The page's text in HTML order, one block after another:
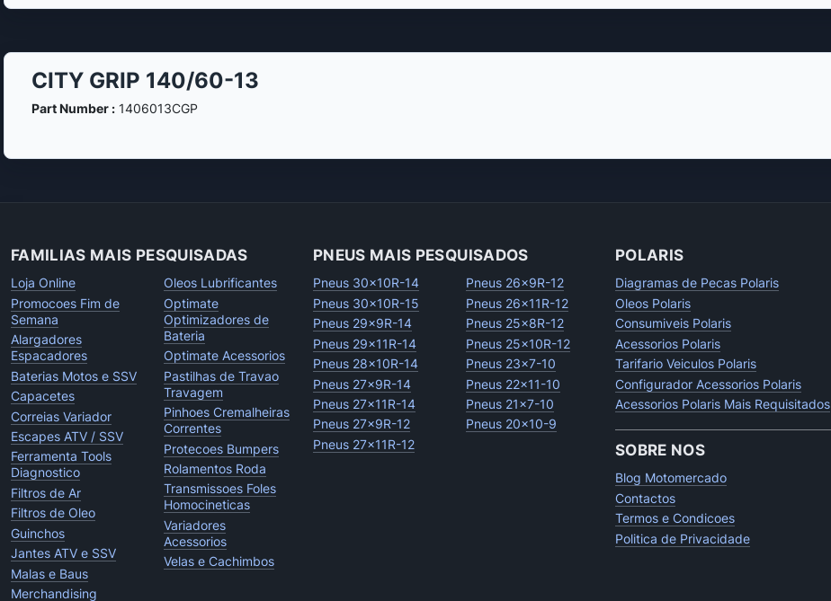
CITY GRIP 140/60-13
Part Number :1406013CGP
FAMILIAS MAIS PESQUISADAS
Loja Online
Promocoes Fim de
Semana
Alargadores
Espacadores
Baterias Motos e SSV
Capacetes
Correias Variador
Escapes ATV / SSV
Ferramenta Tools
Diagnostico
Filtros de Ar
Filtros de Oleo
Guinchos
Jantes ATV e SSV
Malas e Baus
Merchandising
Oleos Lubrificantes
Optimate
Optimizadores de
Bateria
Optimate Acessorios
Pastilhas de Travao
Travagem
Pinhoes Cremalheiras
Correntes
Protecoes Bumpers
Rolamentos Roda
Transmissoes Foles
Homocineticas
Variadores
Acessorios
Velas e Cachimbos
PNEUS MAIS PESQUISADOS
Pneus 30x10R-14
Pneus 30x10R-15
Pneus 29x9R-14
Pneus 29x11R-14
Pneus 28x10R-14
Pneus 27x9R-14
Pneus 27x11R-14
Pneus 27x9R-12
Pneus 27x11R-12
Pneus 26x9R-12
Pneus 26x11R-12
Pneus 25x8R-12
Pneus 25x10R-12
Pneus 23x7-10
Pneus 22x11-10
Pneus 21x7-10
Pneus 20x10-9
POLARIS
Diagramas de Pecas Polaris
Oleos Polaris
Consumiveis Polaris
Acessorios Polaris
Tarifario Veiculos Polaris
Configurador Acessorios Polaris
Acessorios Polaris Mais Requisitados
SOBRE NOS
Blog Motomercado
Contactos
Termos e Condicoes
Politica de Privacidade